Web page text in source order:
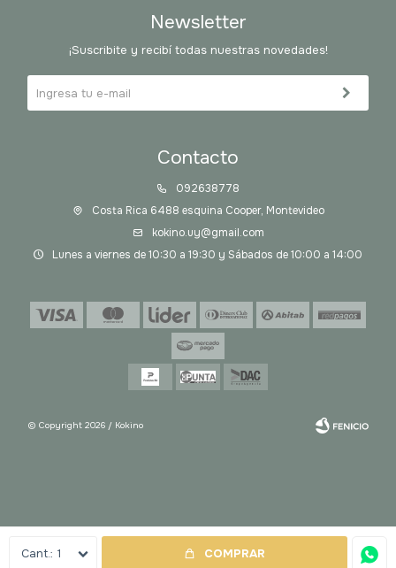
1 COMPRAR
Contacto
092638778
Costa Rica 6488 esquina Cooper, Montevideo
kokino.uy@gmail.com
Lunes a viernes de 10:30 a 19:30 y Sábados de 10:00 a 14:00
Newsletter
¡Suscribite y recibí todas nuestras novedades!
© Copyright 2026 / Kokino